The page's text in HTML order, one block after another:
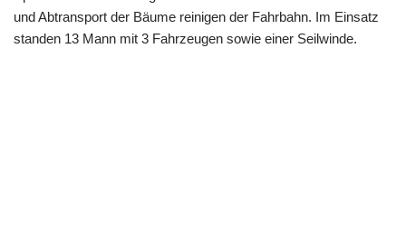
und Abtransport der Bäume reinigen der Fahrbahn. Im Einsatz
standen 13 Mann mit 3 Fahrzeugen sowie einer Seilwinde.